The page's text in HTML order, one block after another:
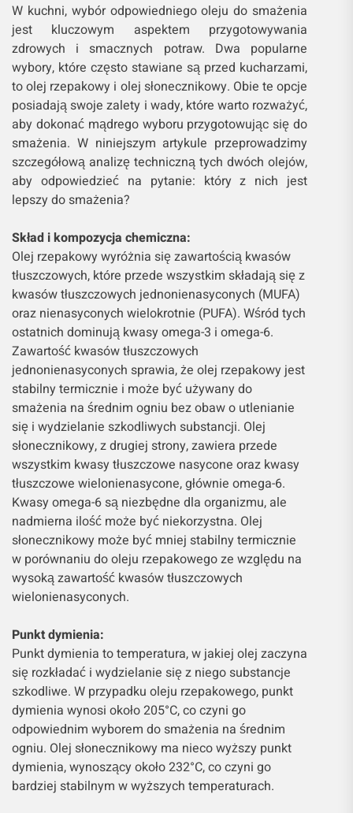
W kuchni, wybór odpowiedniego oleju do smażenia
jest kluczowym aspektem przygotowywania
zdrowych i smacznych potraw. Dwa popularne
wybory, które często stawiane są przed kucharzami,
to olej rzepakowy i olej słonecznikowy. Obie te opcje
posiadają swoje zalety i wady, które warto rozważyć,
aby dokonać mądrego wyboru przygotowując się do
smażenia. W niniejszym artykule przeprowadzimy
szczegółową analizę techniczną tych dwóch olejów,
aby odpowiedzieć na pytanie: który z nich jest
lepszy do smażenia?
Skład i kompozycja chemiczna:
Olej rzepakowy wyróżnia się zawartością kwasów
tłuszczowych, które przede wszystkim składają się z
kwasów tłuszczowych jednonienasyconych (MUFA)
oraz nienasyconych wielokrotnie (PUFA). Wśród tych
ostatnich dominują kwasy omega-3 i omega-6.
Zawartość kwasów tłuszczowych
jednonienasyconych sprawia, że olej rzepakowy jest
stabilny termicznie i może być używany do
smażenia na średnim ogniu bez obaw o utlenianie
się i wydzielanie szkodliwych substancji. Olej
słonecznikowy, z drugiej strony, zawiera przede
wszystkim kwasy tłuszczowe nasycone oraz kwasy
tłuszczowe wielonienasycone, głównie omega-6.
Kwasy omega-6 są niezbędne dla organizmu, ale
nadmierna ilość może być niekorzystna. Olej
słonecznikowy może być mniej stabilny termicznie
w porównaniu do oleju rzepakowego ze względu na
wysoką zawartość kwasów tłuszczowych
wielonienasyconych.
Punkt dymienia:
Punkt dymienia to temperatura, w jakiej olej zaczyna
się rozkładać i wydzielanie się z niego substancje
szkodliwe. W przypadku oleju rzepakowego, punkt
dymienia wynosi około 205°C, co czyni go
odpowiednim wyborem do smażenia na średnim
ogniu. Olej słonecznikowy ma nieco wyższy punkt
dymienia, wynoszący około 232°C, co czyni go
bardziej stabilnym w wyższych temperaturach.